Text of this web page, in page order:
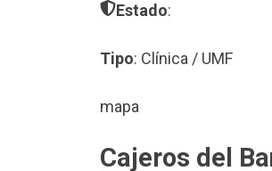
Estado:
Tipo: Clínica / UMF
mapa
Cajeros del